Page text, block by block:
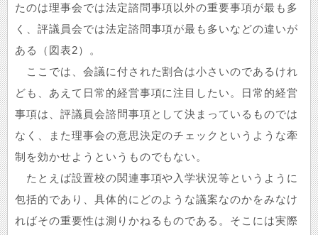
たのは理事会では法定諮問事項以外の重要事項が最も多
く、評議員会では法定諮問事項が最も多いなどの違いが
ある（図表2）。
ここでは、会議に付された割合は小さいのであるけれ
ども、あえて日常的経営事項に注目したい。日常的経営
事項は、評議員会諮問事項として決まっているものでは
なく、また理事会の意思決定のチェックというような牽
制を効かせようというものでもない。
たとえば設置校の関連事項や入学状況等というように
包括的であり、具体的にどのような議案なのかをみなけ
ればその重要性は測りかねるものである。そこには実際